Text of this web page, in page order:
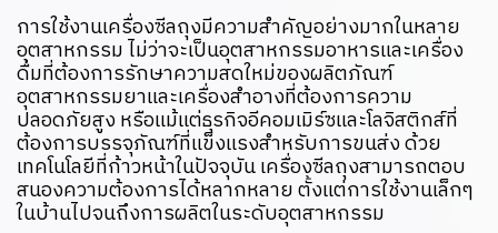
การใช้งานเครื่องซีลถุงมีความสำคัญอย่างมากในหลาย
อุตสาหกรรม ไม่ว่าจะเป็นอุตสาหกรรมอาหารและเครื่อง
ดื่มที่ต้องการรักษาความสดใหม่ของผลิตภัณฑ์
อุตสาหกรรมยาและเครื่องสำอางที่ต้องการความ
ปลอดภัยสูง หรือแม้แต่ธุรกิจอีคอมเมิร์ซและโลจิสติกส์ที่
ต้องการบรรจุภัณฑ์ที่แข็งแรงสำหรับการขนส่ง ด้วย
เทคโนโลยีที่ก้าวหน้าในปัจจุบัน เครื่องซีลถุงสามารถตอบ
สนองความต้องการได้หลากหลาย ตั้งแต่การใช้งานเล็กๆ
ในบ้านไปจนถึงการผลิตในระดับอุตสาหกรรม